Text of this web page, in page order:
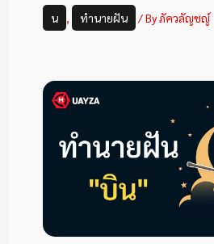
น , ทำนายฝัน / Byภัควลัญชญ์